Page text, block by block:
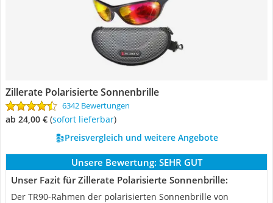
Zillerate Polarisierte Sonnenbrille
6342 Bewertungen
ab 24,00 € ( Sofort lieferbar)
Preisvergleich und weitere Angebote
Unsere Bewertung: SEHR GUT
Unser Fazit für Zillerate Polarisierte Sonnenbrille:
Der TR90-Rahmen der polarisierten Sonnenbrille von